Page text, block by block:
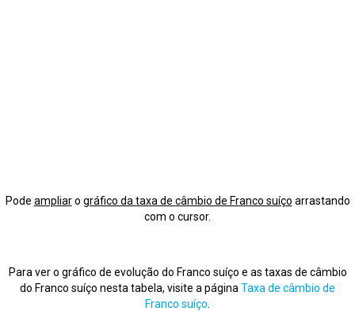
Pode ampliaro gráfico da taxa de câmbio de Franco suíço arrastando
com o cursor.
Para ver o gráfico de evolução do Franco suíço e as taxas de câmbio
do Franco suíço nesta tabela, visite a página Taxa de câmbio de
Franco suíço